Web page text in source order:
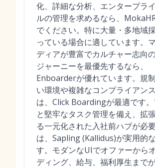
化、詳細な分析、エンタープラ
ルの管理を求めるなら、
でください。特に大量・多地域
っている場合に適しています。
ディアが豊富でカルチャー志向
ジャーニーを最優先するなら、
Enboarderが優れています。規
い環境や複雑なコンプライアン
は、Click Boardingが最適です
と堅牢なタスク管理を備え、拡
る一元化された入社前ハブが必
は、Sapling (Kallidus)が実用的
す。モダンなUIでオファーから
ディング、給与、福利厚生まで